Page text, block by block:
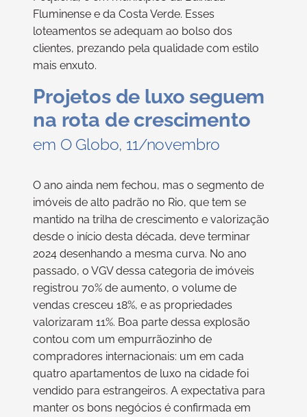
Fluminense e da Costa Verde. Esses
loteamentos se adequam ao bolso dos
clientes, prezando pela qualidade com estilo
mais enxuto.
Projetos de luxo seguem
na rota de crescimento
em O Globo, 11/novembro
O ano ainda nem fechou, mas o segmento de
imóveis de alto padrão no Rio, que tem se
mantido na trilha de crescimento e valorização
desde o início desta década, deve terminar
2024 desenhando a mesma curva. No ano
passado, o VGV dessa categoria de imóveis
registrou 70% de aumento, o volume de
vendas cresceu 18%, e as propriedades
valorizaram 11%. Boa parte dessa explosão
contou com um empurrãozinho de
compradores internacionais: um em cada
quatro apartamentos de luxo na cidade foi
vendido para estrangeiros. A expectativa para
manter os bons negócios é confirmada em